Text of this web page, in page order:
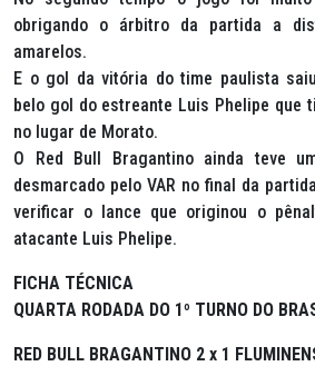
obrigando o árbitro da partida a
amarelos.
E o gol da vitória do time paulista
belo gol do estreante Luis Phelipe que
no lugar de Morato.
O Red Bull Bragantino ainda teve
desmarcado pelo VAR no final da
verificar o lance que originou o
atacante Luis Phelipe.
FICHA TÉCNICA
QUARTA RODADA DO 1º TURNO DO
RED BULL BRAGANTINO 2 x 1